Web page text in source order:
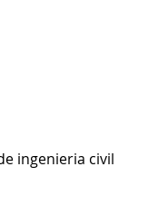
ingenieria civil